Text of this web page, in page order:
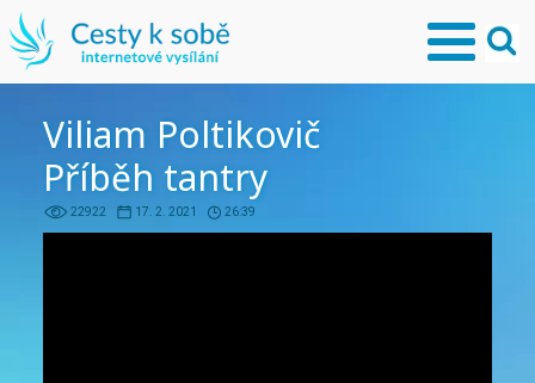
Viliam Poltikovič
Příběh tantry
22922 17. 2. 2021 26:39